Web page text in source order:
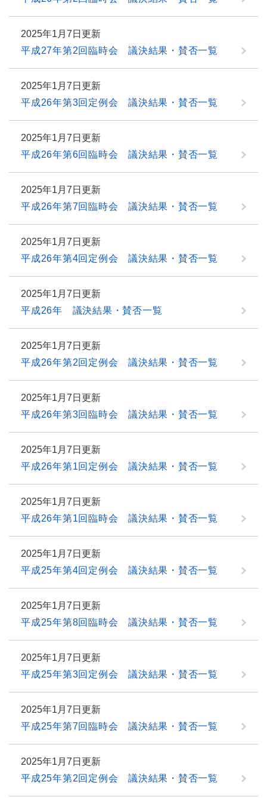
2025年1月7日更新
平成27年第2回臨時会 議決結果・賛否一覧
2025年1月7日更新
平成26年第3回定例会 議決結果・賛否一覧
2025年1月7日更新
平成26年第6回臨時会 議決結果・賛否一覧
2025年1月7日更新
平成26年第7回臨時会 議決結果・賛否一覧
2025年1月7日更新
平成26年第4回定例会 議決結果・賛否一覧
2025年1月7日更新
平成26年 議決結果・賛否一覧
2025年1月7日更新
平成26年第2回定例会 議決結果・賛否一覧
2025年1月7日更新
平成26年第3回臨時会 議決結果・賛否一覧
2025年1月7日更新
平成26年第1回定例会 議決結果・賛否一覧
2025年1月7日更新
平成26年第1回臨時会 議決結果・賛否一覧
2025年1月7日更新
平成25年第4回定例会 議決結果・賛否一覧
2025年1月7日更新
平成25年第8回臨時会 議決結果・賛否一覧
2025年1月7日更新
平成25年第3回定例会 議決結果・賛否一覧
2025年1月7日更新
平成25年第7回臨時会 議決結果・賛否一覧
2025年1月7日更新
平成25年第2回定例会 議決結果・賛否一覧